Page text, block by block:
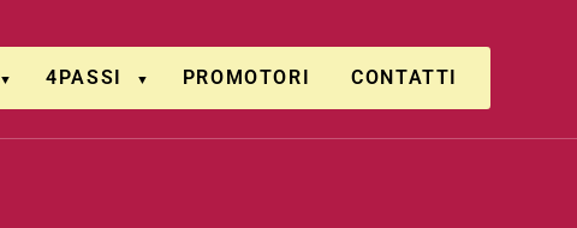
4PASSI PROMOTORI CONTATTI